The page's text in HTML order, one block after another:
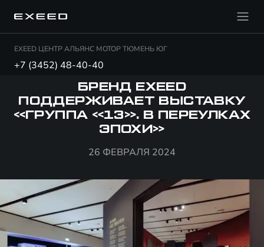
EXEED ЦЕНТР АЛЬЯНС МОТОР ТЮМЕНЬ ЮГ
+7 (3452) 48-40-40
БРЕНД EXEED
ПОДДЕРЖИВАЕТ ВЫСТАВКУ
«ГРУППА «13». В ПЕРЕУЛКАХ
ЭПОХИ»
26 ФЕВРАЛЯ 2024